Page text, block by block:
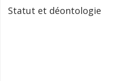
Statut et déontologie